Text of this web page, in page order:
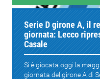
Serie D girone A, il
giornata: Lecco
Casale
Si è giocata oggi la
giornata del girone A di